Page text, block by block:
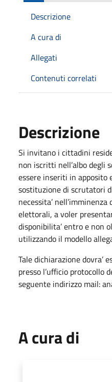
Descrizione
A cura di
Allegati
Contenuti correlati
Descrizione
Si invitano i cittadini
non iscritti nell’albo degli
essere inseriti in apposito
sostituzione di scrutatori
necessita’
elettorali, a voler
disponibilita’ entro e non
utilizzando il modello
Tale dichiarazione dovra’
presso l’ufficio protocollo
seguente indirizzo mail:
A cura di